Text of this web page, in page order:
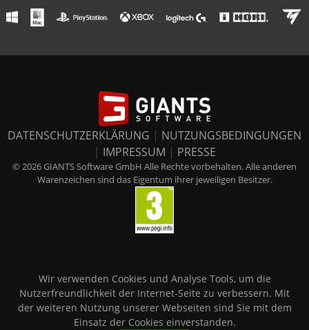
DATENSCHUTZERKLÄRUNG | NUTZUNGSBEDINGUNGEN
| IMPRESSUM | PRESSE
© 2026 GIANTS Software GmbH Alle Rechte vorbehalten. Alle anderen
Warenzeichen sind das Eigentum ihrer jeweiligen Besitzer.
Wir verwenden Cookies und Analyse Tools, um die
Nutzerfreundlichkeit der Internet-Seite zu verbessern. Mit
der weiteren Nutzung unserer Webseiten sind Sie mit dem
Einsatz der Cookies einverstanden.